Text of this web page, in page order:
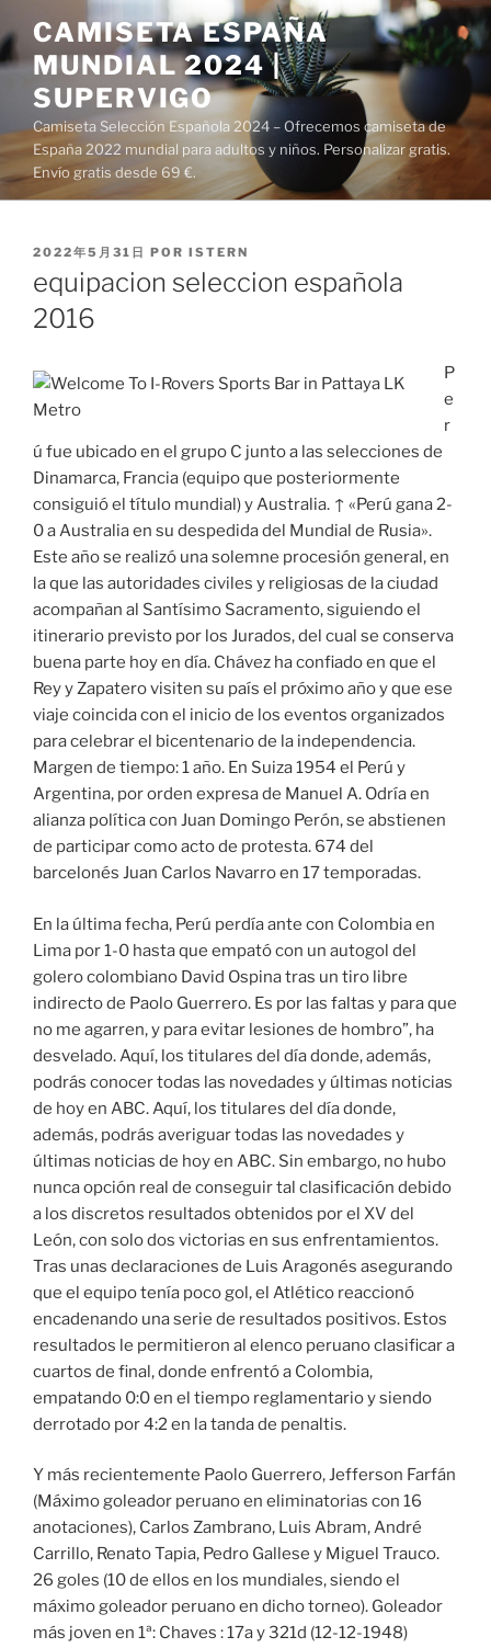
al
contenido
CAMISETA ESPAÑA
MUNDIAL 2024 |
SUPERVIGO
Camiseta Selección Española 2024 – Ofrecemos camiseta de
España 2022 mundial para adultos y niños. Personalizar gratis.
Envío gratis desde 69 €.
PUBLICADO
2022年5月31日 POR ISTERN
equipacion seleccion española
2016
P
e
r
ú fue ubicado en el grupo C junto a las selecciones de
Dinamarca, Francia (equipo que posteriormente
consiguió el título mundial) y Australia. ↑ «Perú gana 2-
0 a Australia en su despedida del Mundial de Rusia».
Este año se realizó una solemne procesión general, en
la que las autoridades civiles y religiosas de la ciudad
acompañan al Santísimo Sacramento, siguiendo el
itinerario previsto por los Jurados, del cual se conserva
buena parte hoy en día. Chávez ha confiado en que el
Rey y Zapatero visiten su país el próximo año y que ese
viaje coincida con el inicio de los eventos organizados
para celebrar el bicentenario de la independencia.
Margen de tiempo: 1 año. En Suiza 1954 el Perú y
Argentina, por orden expresa de Manuel A. Odría en
alianza política con Juan Domingo Perón, se abstienen
de participar como acto de protesta. 674 del
barcelonés Juan Carlos Navarro en 17 temporadas.
En la última fecha, Perú perdía ante con Colombia en
Lima por 1-0 hasta que empató con un autogol del
golero colombiano David Ospina tras un tiro libre
indirecto de Paolo Guerrero. Es por las faltas y para que
no me agarren, y para evitar lesiones de hombro”, ha
desvelado. Aquí, los titulares del día donde, además,
podrás conocer todas las novedades y últimas noticias
de hoy en ABC. Aquí, los titulares del día donde,
además, podrás averiguar todas las novedades y
últimas noticias de hoy en ABC. Sin embargo, no hubo
nunca opción real de conseguir tal clasificación debido
a los discretos resultados obtenidos por el XV del
León, con solo dos victorias en sus enfrentamientos.
Tras unas declaraciones de Luis Aragonés asegurando
que el equipo tenía poco gol, el Atlético reaccionó
encadenando una serie de resultados positivos. Estos
resultados le permitieron al elenco peruano clasificar a
cuartos de final, donde enfrentó a Colombia,
empatando 0:0 en el tiempo reglamentario y siendo
derrotado por 4:2 en la tanda de penaltis.
Y más recientemente Paolo Guerrero, Jefferson Farfán
(Máximo goleador peruano en eliminatorias con 16
anotaciones), Carlos Zambrano, Luis Abram, André
Carrillo, Renato Tapia, Pedro Gallese y Miguel Trauco.
26 goles (10 de ellos en los mundiales, siendo el
máximo goleador peruano en dicho torneo). Goleador
más joven en 1ª: Chaves : 17a y 321d (12-12-1948)